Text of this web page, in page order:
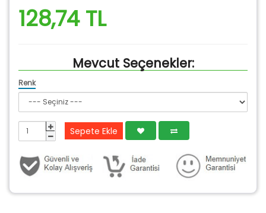
128,74 TL
Mevcut Seçenekler:
Renk
Sepete Ekle